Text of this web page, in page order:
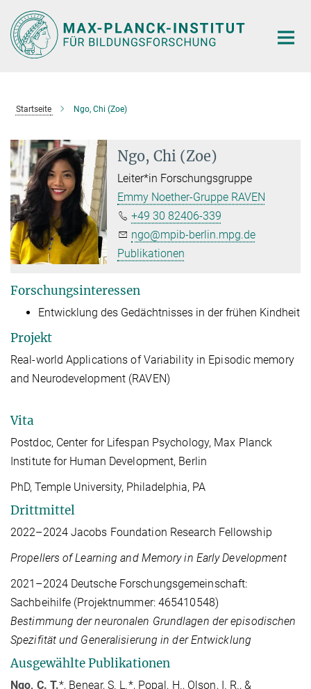
Hauptinhalt
Startseite Ngo, Chi (Zoe)
Ngo, Chi (Zoe)
Leiter*in Forschungsgruppe
Emmy Noether-Gruppe RAVEN
+49 30 82406-339
ngo@mpib-berlin.mpg.de
Publikationen
Forschungsinteressen
Entwicklung des Gedächtnisses in der frühen Kindheit
Projekt
Real-world Applications of Variability in Episodic memory
and Neurodevelopment (RAVEN)
Vita
Postdoc, Center for Lifespan Psychology, Max Planck
Institute for Human Development, Berlin
PhD, Temple University, Philadelphia, PA
Drittmittel
2022–2024 Jacobs Foundation Research Fellowship
Propellers of Learning and Memory in Early Development
2021–2024 Deutsche Forschungsgemeinschaft:
Sachbeihilfe (Projektnummer: 465410548)
Bestimmung der neuronalen Grundlagen der episodischen
Spezifität und Generalisierung in der Entwicklung
Ausgewählte Publikationen
Ngo, C. T.*, Benear, S. L.*, Popal, H., Olson, I. R., &